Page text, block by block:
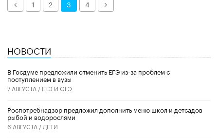
Назад1 2 3 4 Далее
НОВОСТИ
В Госдуме предложили отменить ЕГЭ из-за проблем с
поступлением в вузы
7 АВГУСТА / ЕГЭ И ОГЭ
Роспотребнадзор предложил дополнить меню школ и детсадов
рыбой и водорослями
6 АВГУСТА / ДЕТИ